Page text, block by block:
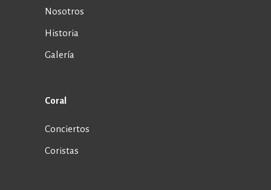
Nosotros
Historia
Galería
Coral
Conciertos
Coristas